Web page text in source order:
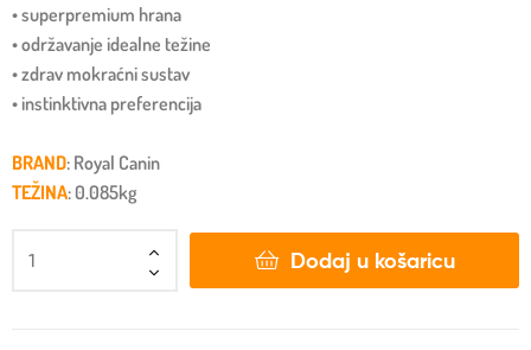
• superpremium hrana
• održavanje idealne težine
• zdrav mokraćni sustav
• instinktivna preferencija
BRAND: Royal Canin
TEŽINA: 0.085kg
Dodaj u košaricu